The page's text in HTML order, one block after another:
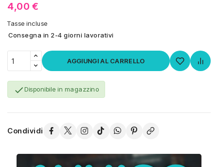
4,00 €
Tasse incluse
Consegna in 2-4 giorni lavorativi
AGGIUNGI AL CARRELLO
Disponibile in magazzino
Condividi